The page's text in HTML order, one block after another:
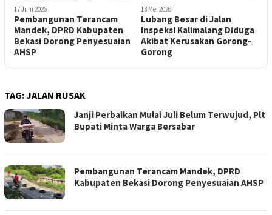
13 Mei 2026
Lubang Besar di Jalan
Inspeksi Kalimalang Diduga
Akibat Kerusakan Gorong-
Gorong
12 Mei 2026
Lubang Besar di Jalan
Inspeksi Kalimalang
Bahayakan Pengendara
TAG:JALAN RUSAK
Janji Perbaikan Mulai Juli Belum Terwujud, Plt
Bupati Minta Warga Bersabar
Pembangunan Terancam Mandek, DPRD
Kabupaten Bekasi Dorong Penyesuaian AHSP